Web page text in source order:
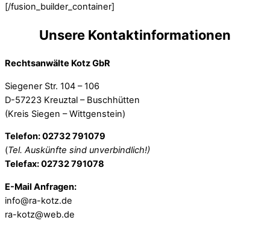
[/fusion_builder_container]
Unsere Kontaktinformationen
Rechtsanwälte Kotz GbR
Siegener Str. 104 – 106
D-57223 Kreuztal – Buschhütten
(Kreis Siegen – Wittgenstein)
Telefon: 02732 791079
(Tel. Auskünfte sind unverbindlich!)
Telefax: 02732 791078
E-Mail Anfragen:
info@ra-kotz.de
ra-kotz@web.de